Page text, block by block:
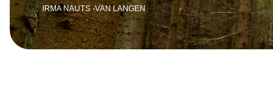
IRMA NAUTS -VAN LANGEN